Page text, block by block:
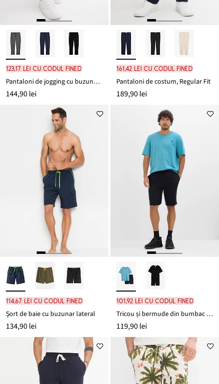
123,17 lei cu codul FINED
Pantaloni de jogging cu buzunare practice cu fermoar
144,90 lei
161,42 lei cu codul FINED
Pantaloni de costum, Regular Fit
189,90 lei
114,67 lei cu codul FINED
Șort de baie cu buzunar lateral
134,90 lei
101,92 lei cu codul FINED
Tricou și bermude din bumbac organic 100% (set/2 piese)
119,90 lei